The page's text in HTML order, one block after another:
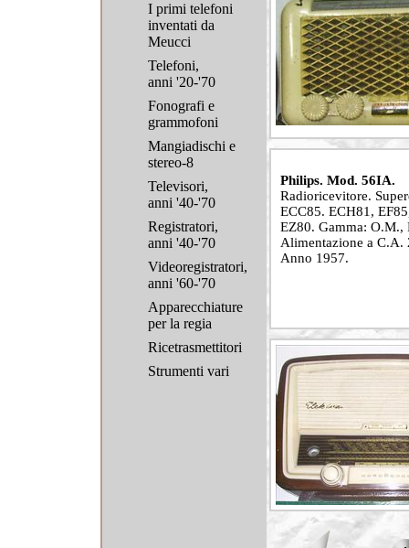
I primi telefoni
inventati da
Meucci
Telefoni,
anni '20-'70
Fonografi e
grammofoni
Mangiadischi e
stereo-8
Televisori,
anni '40-'70
Registratori,
anni '40-'70
Videoregistratori,
anni '60-'70
Apparecchiature
per la regia
Ricetrasmettitori
Strumenti vari
Philips. Mod. 56IA.
Radioricevitore.
ECC85. ECH81,
EZ80. Gamma: O.M.,
Alimentazione a C.A.
Anno 1957.